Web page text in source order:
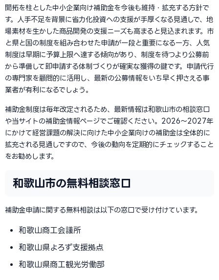
開拓を柱とした中小企業向け補助金を今後も維持・拡充する方針で
す。人手不足を背景に省力化投資への支援が手厚くなる見通しで、地
場素材を生かした商品開発の支援ニーズも高まると見込まれます。市
と県と国の制度を組み合わせた申請が一段と重要になる一方、人気
制度は早期に予算上限へ達する傾向があり、制度を待つより公募前
から準備して即申請する体制づくりが確実な獲得の鍵です。申請代行
の専門家を顧問的に活用し、最新の公募情報をいち早く押さえる事
業者が有利になるでしょう。
補助金制度は毎年改定されるため、最新情報は和歌山市の相談窓口
や当サイトの補助金情報ページでご確認ください。2026〜2027年
にかけて経営課題の解決に向けた中小企業向けの補助金は全体的に
拡充される見通しですので、今後の動向を定期的にチェックすること
をお勧めします。
和歌山市の無料相談窓口
補助金申請に関する無料相談は以下の窓口で受け付けています。
和歌山商工会議所
和歌山県よろず支援拠点
和歌山県商工観光労働部